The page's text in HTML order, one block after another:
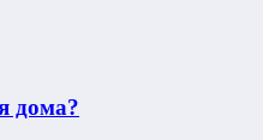
дома?